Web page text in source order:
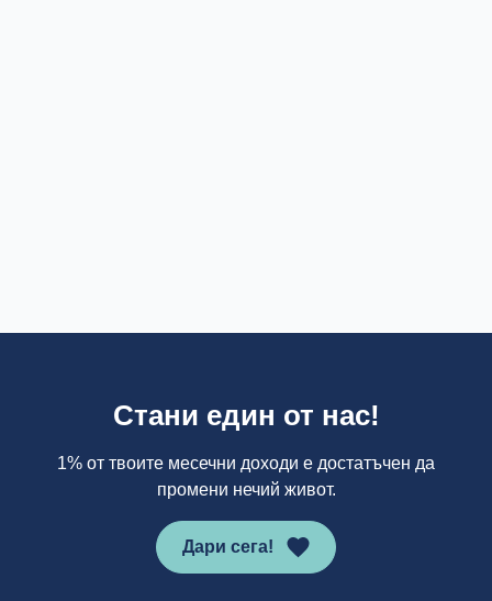
Стани един от нас!
1% от твоите месечни доходи е достатъчен да
промени нечий живот.
Дари сега!